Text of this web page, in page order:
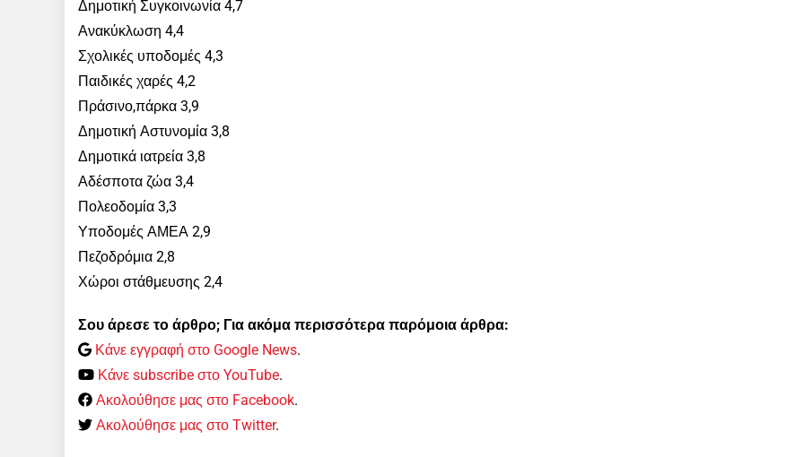
Δημοτική Συγκοινωνία 4,7
Ανακύκλωση 4,4
Σχολικές υποδομές 4,3
Παιδικές χαρές 4,2
Πράσινο,πάρκα 3,9
Δημοτική Αστυνομία 3,8
Δημοτικά ιατρεία 3,8
Αδέσποτα ζώα 3,4
Πολεοδομία 3,3
Υποδομές ΑΜΕΑ 2,9
Πεζοδρόμια 2,8
Χώροι στάθμευσης 2,4
Σου άρεσε το άρθρο; Για ακόμα περισσότερα παρόμοια άρθρα:
Κάνε εγγραφή στο Google News.
Κάνε subscribe στο YouTube.
Ακολούθησε μας στο Facebook.
Ακολούθησε μας στο Twitter.